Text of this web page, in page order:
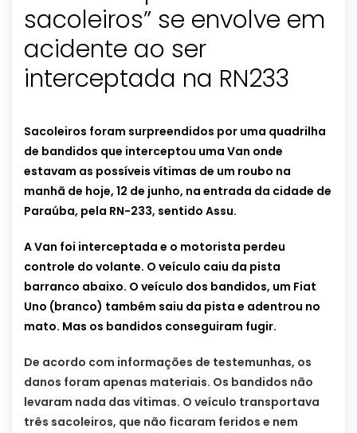
sacoleiros” se envolve em
acidente ao ser
interceptada na RN233
Sacoleiros foram surpreendidos por uma quadrilha
de bandidos que interceptou uma Van onde
estavam as possíveis vítimas de um roubo na
manhã de hoje, 12 de junho, na entrada da cidade de
Paraúba, pela RN-233, sentido Assu.
A Van foi interceptada e o motorista perdeu
controle do volante. O veículo caiu da pista
barranco abaixo. O veículo dos bandidos, um Fiat
Uno (branco) também saiu da pista e adentrou no
mato. Mas os bandidos conseguiram fugir.
De acordo com informações de testemunhas, os
danos foram apenas materiais. Os bandidos não
levaram nada das vítimas. O veículo transportava
três sacoleiros, que não ficaram feridos e nem